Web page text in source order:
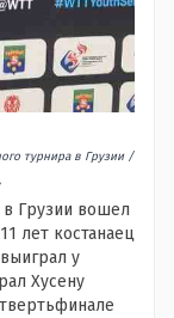
турнира в Грузии /
Грузии вошел
лет костанаец
у
Хусену